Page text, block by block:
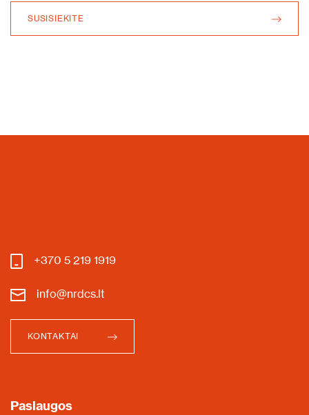
SUSISIEKITE
+370 5 219 1919
info@nrdcs.lt
KONTAKTAI
Paslaugos